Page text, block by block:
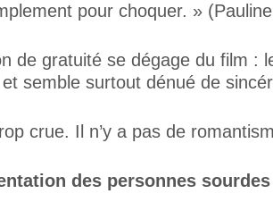
pour choquer. »
de gratuité se dégage du film :
semble surtout dénué de
crue. Il n’y a pas de
des personnes sourdes